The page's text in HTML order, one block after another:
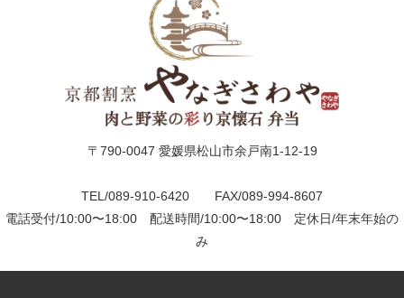
事・
〒790-0047 愛媛県松山市余戸南1-12-19
TEL/089-910-6420 FAX/089-994-8607
電話受付/10:00〜18:00 配送時間/10:00〜18:00 定休日/年末年始の
み